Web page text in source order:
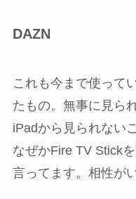
DAZN
これも今まで使って
たもの。無事に見ら
iPadから見られない
なぜかFire TV Stick
言ってます。相性が